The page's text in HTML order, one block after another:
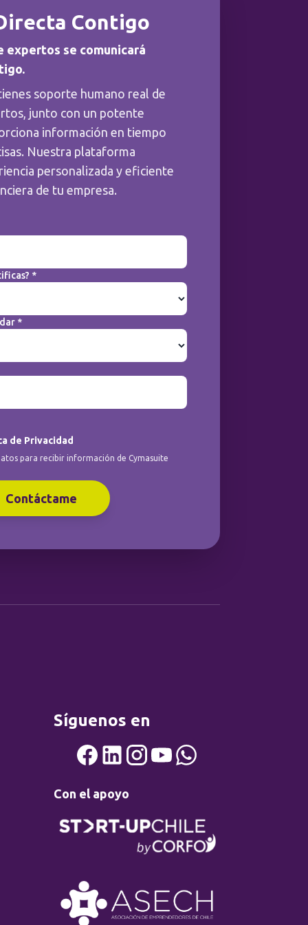
Contigo
expertos se comunicará
soporte humano real de
junto con un potente
información en tiempo
Nuestra plataforma
personalizada y eficiente
de tu empresa.
*
*
de Privacidad
para recibir información de Cymasuite
Contáctame
Síguenos en
Con el apoyo